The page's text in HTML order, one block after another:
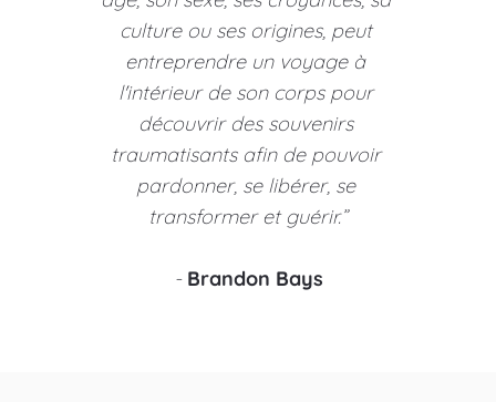
culture ou ses origines, peut
entreprendre un voyage à
l'intérieur de son corps pour
découvrir des souvenirs
traumatisants afin de pouvoir
pardonner, se libérer, se
transformer et guérir.”
- Brandon Bays